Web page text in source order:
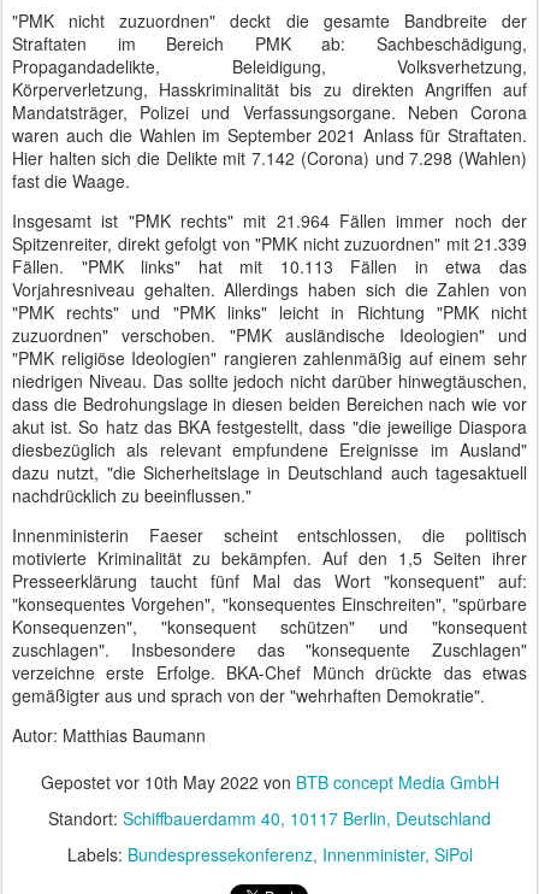
"PMK nicht zuzuordnen" deckt die gesamte Bandbreite der
Straftaten im Bereich PMK ab: Sachbeschädigung,
Propagandadelikte, Beleidigung, Volksverhetzung,
Körperverletzung, Hasskriminalität bis zu direkten Angriffen auf
Mandatsträger, Polizei und Verfassungsorgane. Neben Corona
waren auch die Wahlen im September 2021 Anlass für Straftaten.
Hier halten sich die Delikte mit 7.142 (Corona) und 7.298 (Wahlen)
fast die Waage.
Insgesamt ist "PMK rechts" mit 21.964 Fällen immer noch der
Spitzenreiter, direkt gefolgt von "PMK nicht zuzuordnen" mit 21.339
Fällen. "PMK links" hat mit 10.113 Fällen in etwa das
Vorjahresniveau gehalten. Allerdings haben sich die Zahlen von
"PMK rechts" und "PMK links" leicht in Richtung "PMK nicht
zuzuordnen" verschoben. "PMK ausländische Ideologien" und
"PMK religiöse Ideologien" rangieren zahlenmäßig auf einem sehr
niedrigen Niveau. Das sollte jedoch nicht darüber hinwegtäuschen,
dass die Bedrohungslage in diesen beiden Bereichen nach wie vor
akut ist. So hatz das BKA festgestellt, dass "die jeweilige Diaspora
diesbezüglich als relevant empfundene Ereignisse im Ausland"
dazu nutzt, "die Sicherheitslage in Deutschland auch tagesaktuell
nachdrücklich zu beeinflussen."
Innenministerin Faeser scheint entschlossen, die politisch
motivierte Kriminalität zu bekämpfen. Auf den 1,5 Seiten ihrer
Presseerklärung taucht fünf Mal das Wort "konsequent" auf:
"konsequentes Vorgehen", "konsequentes Einschreiten", "spürbare
Konsequenzen", "konsequent schützen" und "konsequent
zuschlagen". Insbesondere das "konsequente Zuschlagen"
verzeichne erste Erfolge. BKA-Chef Münch drückte das etwas
gemäßigter aus und sprach von der "wehrhaften Demokratie".
Autor: Matthias Baumann
Gepostet vor 10th May 2022 von BTB concept Media GmbH
Standort: Schiffbauerdamm 40, 10117 Berlin, Deutschland
Labels: Bundespressekonferenz Innenminister SiPol